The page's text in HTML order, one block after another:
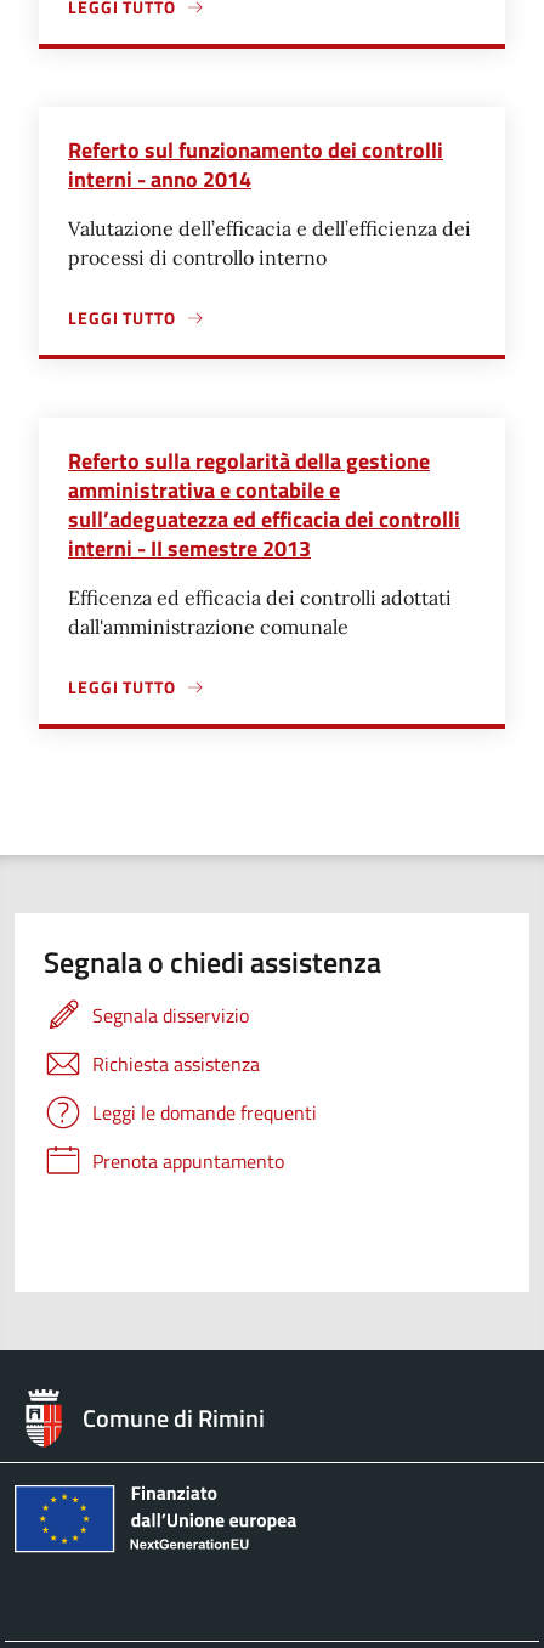
LEGGI TUTTO
A PROPOSITO DI REFERTO SUL FUNZIONAMENTO DEI
Referto sul funzionamento dei controlli
interni - anno 2014
Valutazione dell’efficacia e dell’efficienza dei
processi di controllo interno
LEGGI TUTTO
A PROPOSITO DI REFERTO SUL FUNZIONAMENTO DEI
Referto sulla regolarità della gestione
amministrativa e contabile e
sull’adeguatezza ed efficacia dei controlli
interni - II semestre 2013
Efficenza ed efficacia dei controlli adottati
dall'amministrazione comunale
LEGGI TUTTO
A PROPOSITO DI REFERTO SULLA REGOLARITÀ DELLA
Segnala o chiedi assistenza
Segnala disservizio
Richiesta assistenza
Leggi le domande frequenti
Prenota appuntamento
Comune di Rimini